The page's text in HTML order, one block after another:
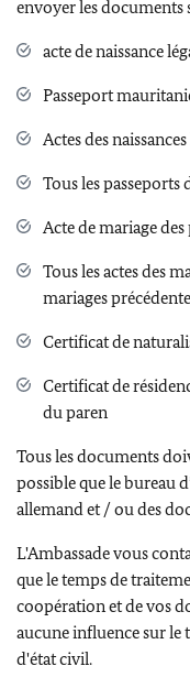
envoyer les documents
acte de naissance
Passeport
Actes des
Tous les passeports
Acte de mariage
Tous les actes des
mariages
Certificat de
Certificat de
du paren
Tous les documents
possible que le bureau
allemand et / ou des
L'Ambassade vous
que le temps de
coopération et de vos
aucune influence sur
d'état civil.